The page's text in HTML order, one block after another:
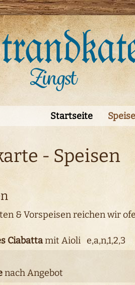
Startseite
- Speisen
& Vorspeisen reichen wir
Ciabattamit Aioli e,a,n,1,2,3
nach Angebot